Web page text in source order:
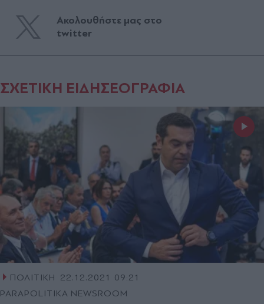
Ακολουθήστε μας στο
twitter
ΣΧΕΤΙΚΗ ΕΙΔΗΣΕΟΓΡΑΦΙΑ
ΠΟΛΙΤΙΚΗ
22.12.2021 09:21
PARAPOLITIKA NEWSROOM